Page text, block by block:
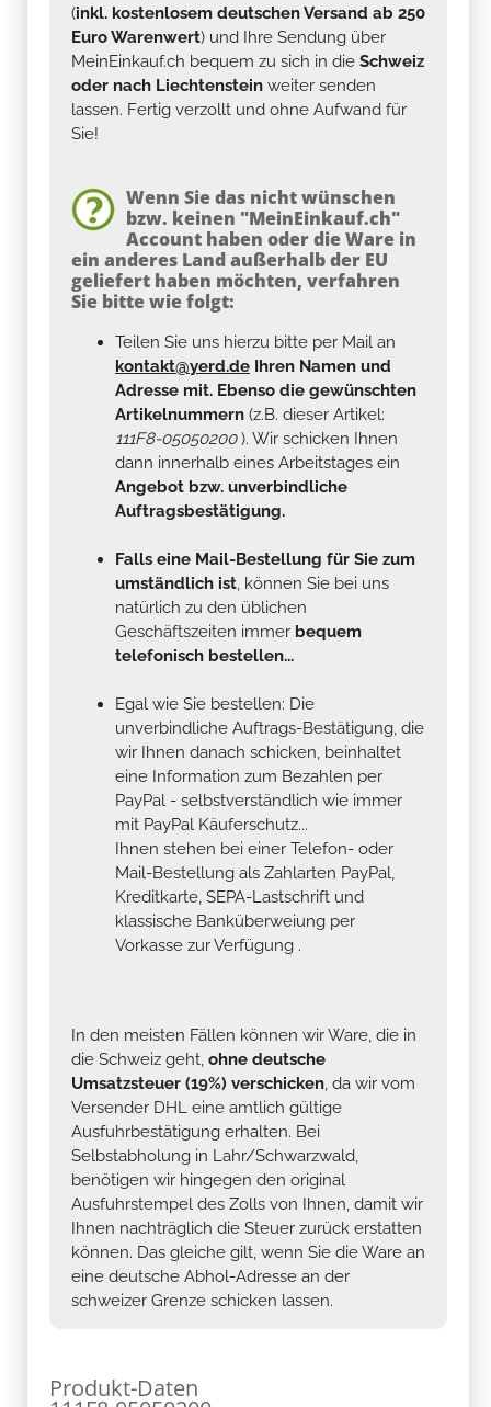
(inkl. kostenlosem deutschen Versand ab 250
Euro Warenwert) und Ihre Sendung über
MeinEinkauf.ch bequem zu sich in die Schweiz
oder nach Liechtenstein weiter senden
lassen. Fertig verzollt und ohne Aufwand für
Sie!
Wenn Sie das nicht wünschen
bzw. keinen "MeinEinkauf.ch"
Account haben oder die Ware in
ein anderes Land außerhalb der EU
geliefert haben möchten, verfahren
Sie bitte wie folgt:
Teilen Sie uns hierzu bitte per Mail an
kontakt@yerd.de Ihren Namen und
Adresse mit. Ebenso die gewünschten
Artikelnummern (z.B. dieser Artikel:
111F8-05050200). Wir schicken Ihnen
dann innerhalb eines Arbeitstages ein
Angebot bzw. unverbindliche
Auftragsbestätigung.
Falls eine Mail-Bestellung für Sie zum
umständlich ist, können Sie bei uns
natürlich zu den üblichen
Geschäftszeiten immer bequem
telefonisch bestellen...
Egal wie Sie bestellen: Die
unverbindliche Auftrags-Bestätigung, die
wir Ihnen danach schicken, beinhaltet
eine Information zum Bezahlen per
PayPal - selbstverständlich wie immer
mit PayPal Käuferschutz...
Ihnen stehen bei einer Telefon- oder
Mail-Bestellung als Zahlarten PayPal,
Kreditkarte, SEPA-Lastschrift und
klassische Banküberweiung per
Vorkasse zur Verfügung .
In den meisten Fällen können wir Ware, die in
die Schweiz geht, ohne deutsche
Umsatzsteuer (19%) verschicken, da wir vom
Versender DHL eine amtlich gültige
Ausfuhrbestätigung erhalten. Bei
Selbstabholung in Lahr/Schwarzwald,
benötigen wir hingegen den original
Ausfuhrstempel des Zolls von Ihnen, damit wir
Ihnen nachträglich die Steuer zurück erstatten
können. Das gleiche gilt, wenn Sie die Ware an
eine deutsche Abhol-Adresse an der
schweizer Grenze schicken lassen.
Produkt-Daten